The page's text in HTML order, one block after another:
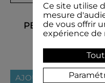
TAMPON
PERSONNALISÉ
PRÉNOM
AJOUTER AU PANIER
Ce site utilise
mesure
de vous offrir
expérience de